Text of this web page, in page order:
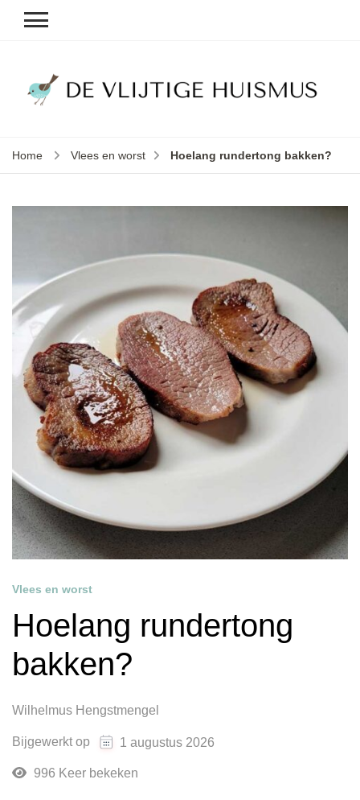
Home Vlees en worst Hoelang rundertong bakken?
Vlees en worst
Hoelang rundertong
bakken?
Wilhelmus Hengstmengel
Bijgewerkt op 1 augustus 2026
996 Keer bekeken